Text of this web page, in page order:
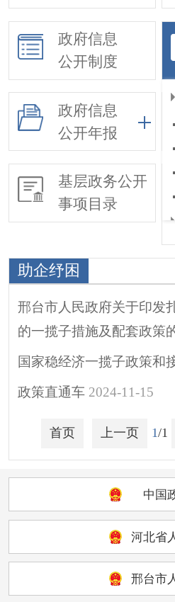
政府信息
公开制度
政府信息
公开年报
基层政务公开
事项目录
助企纾困
邢台市人民政府关于印发
的一揽子措施及配套政策
国家稳经济一揽子政策和
政策直通车 2024-11-15
首页 上一页 1/1
中国
河北省
邢台市